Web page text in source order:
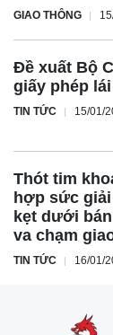
GIAO THÔNG
Đề xuất Bộ
giấy phép
TIN TỨC 15/01/
Thót tim
hợp sức
kẹt dưới
va chạm
TIN TỨC 16/01/